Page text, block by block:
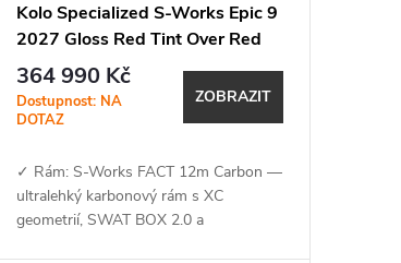
Kolo Specialized S-Works Epic 9
2027 Gloss Red Tint Over Red
Reflex
364 990 Kč
Dostupnost: NA
DOTAZ
ZOBRAZIT
✓ Rám: S-Works FACT 12m Carbon —
ultralehký karbonový rám s XC
geometrií, SWAT BOX 2.0 a